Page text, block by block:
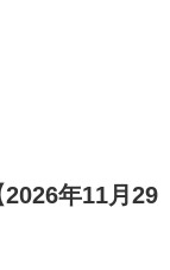
年11月29